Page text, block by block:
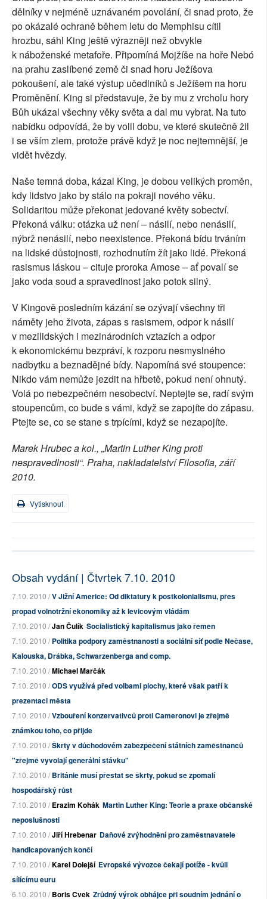
dělníky v nejméně uznávaném povolání, či snad proto, že
po okázalé ochraně během letu do Memphisu cítil
hrozbu, sáhl King ještě výrazněji než obvykle
k náboženské metafoře. Připomíná Mojžíše na hoře Nebó
na prahu zaslíbené země či snad horu Ježíšova
pokoušení, ale také výstup učedlníků s Ježíšem na horu
Proměnění. King si představuje, že by mu z vrcholu hory
Bůh ukázal všechny věky světa a dal mu vybrat. Na tuto
nabídku odpovídá, že by volil dobu, ve které skutečně žil
i se vším zlem, protože právě když je noc nejtemnější, je
vidět hvězdy.
Naše temná doba, kázal King, je dobou velikých proměn,
kdy lidstvo jako by stálo na pokraji nového věku.
Solidaritou může překonat jedované květy sobectví.
Překoná válku: otázka už není – násilí, nebo nenásilí,
nýbrž nenásilí, nebo neexistence. Překoná bídu trváním
na lidské důstojnosti, rozhodnutím žít jako lidé. Překoná
rasismus láskou – cituje proroka Amose – ať povalí se
jako voda soud a spravedlnost jako potok silný.
V Kingově posledním kázání se ozývají všechny tři
náměty jeho života, zápas s rasismem, odpor k násilí
v mezilidských i mezinárodních vztazích a odpor
k ekonomickému bezpráví, k rozporu nesmyslného
nadbytku a beznadějné bídy. Napomíná své stoupence:
Nikdo vám nemůže jezdit na hřbetě, pokud není ohnutý.
Volá po nebezpečném nesobectví. Neptejte se, radí svým
stoupencům, co bude s vámi, když se zapojíte do zápasu.
Ptejte se, co se stane s trpícími, když se nezapojíte.
Marek Hrubec a kol., „Martin Luther King proti
nespravedlnosti“. Praha, nakladatelství Filosofia, září
2010.
Vytisknout
Obsah vydání | Čtvrtek 7.10. 2010
7.10. 2010 /V Jižní Americe: Od diktatury k postkolonialismu, přes
propad volnotržní ekonomiky až k levicovým vládám
7.10. 2010 /Jan Čulík Socialistický kapitalismus jako řemen
7.10. 2010 /Politika podpory zaměstnanosti a sociální síť podle Nečase,
Kalouska, Drábka, Schwarzenberga and comp.
7.10. 2010 /Michael Marčák
7.10. 2010 /ODS využívá před volbami plochy, které však patří k
prezentaci města
7.10. 2010 /Vzbouření konzervativců proti Cameronovi je zřejmě
známkou toho, co přijde
7.10. 2010 /Škrty v důchodovém zabezpečení státních zaměstnanců
"zřejmě vyvolají generální stávku"
7.10. 2010 /Británie musí přestat se škrty, pokud se zpomalí
hospodářský růst
7.10. 2010 /Erazim Kohák Martin Luther King: Teorie a praxe občanské
neposlušnosti
7.10. 2010 /Jiří Hrebenar Daňové zvýhodnění pro zaměstnavatele
handicapovaných končí
7.10. 2010 /Karel Dolejší Evropské vývozce čekají potíže - kvůli
sílícímu euru
6.10. 2010 /Boris Cvek Zrůdný výrok obhájce při soudním jednání o